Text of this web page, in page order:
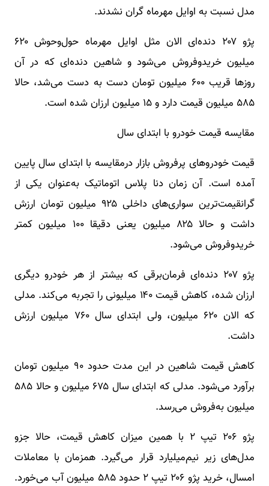
مدل نسبت به اوایل مهرماه گران نشدند.
پژو ۲۰۷ دنده‌ای الان مثل اوایل مهرماه حول‌وحوش ۶۲۰
میلیون خریدوفروش می‌شود و شاهین دنده‌ای که در آن
روز‌ها قریب ۶۰۰ میلیون تومان دست به دست می‌شد، حالا
۵۸۵ میلیون قیمت دارد و ۱۵ میلیون ارزان شده است.
مقایسه قیمت خودرو با ابتدای سال
قیمت خودرو‌های پرفروش بازار درمقایسه با ابتدای سال پایین
آمده است. آن زمان دنا پلاس اتوماتیک به‌عنوان یکی از
گرانقیمت‌ترین سواری‌های داخلی ۹۲۵ میلیون تومان ارزش
داشت و حالا ۸۲۵ میلیون یعنی دقیقا ۱۰۰ میلیون کمتر
خریدوفروش می‌شود.
پژو ۲۰۷ دنده‌ای فرمان‌برقی که بیشتر از هر خودرو دیگری
ارزان شده، کاهش قیمت ۱۴۰ میلیونی را تجربه می‌کند. مدلی
که الان ۶۲۰ میلیون، ولی ابتدای سال ۷۶۰ میلیون ارزش
داشت.
کاهش قیمت شاهین در این مدت حدود ۹۰ میلیون تومان
برآورد می‌شود. مدلی که ابتدای سال ۶۷۵ میلیون و حالا ۵۸۵
میلیون به‌فروش می‌رسد.
پژو ۲۰۶ تیپ ۲ با همین میزان کاهش قیمت، حالا جزو
مدل‌های زیر نیم‌میلیارد قرار می‌گیرد. همزمان با معاملات
امسال، خرید پژو ۲۰۶ تیپ ۲ حدود ۵۸۵ میلیون آب می‌خورد.